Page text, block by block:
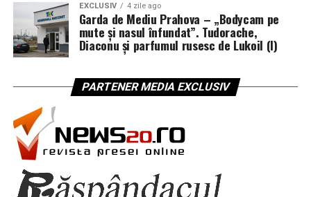
EXCLUSIV 4 zile ago
Garda de Mediu Prahova – „Bodycam pe
mute și nasul înfundat”. Tudorache,
Diaconu și parfumul rusesc de Lukoil (I)
PARTENER MEDIA EXCLUSIV